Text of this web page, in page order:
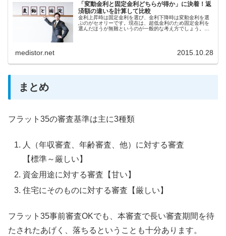
「変動金利と固定金利どちらが得か」に決着！返
済額の違いを計算して比較
金利上昇時は固定金利を選び、金利下降時は変動金利を選
ぶのがセオリーです。現在は、超低金利のため固定金利を
選んだほうが無難というのが一般的な考え方でしょう。し
medistor.net 2015.10.28
まとめ
フラット35の審査基準は主に3種類
人（年収審査、年齢審査、他）に対する審査
【標準～厳しい】
資金用途に対する審査【甘い】
住宅にそのものに対する審査【厳しい】
フラット35事前審査OKでも、本審査で長い審査期間を待
たされたあげく、落ちるということも十分あります。